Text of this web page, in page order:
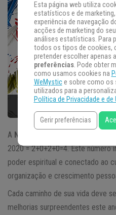
A Numerologia 2020
será
2020 = 2+0+2+0=4. Este número
poder espiritual e conectado ao
organização e crescimento
Cada caminho de sua vida deve
melhorias surpreendentes este
Esta página web utiliza
estatísticos e de marketing,
experiência de navegação
acções de marketing do
análises estatísticas. Para
todos os tipos de cookies,
pretender escolher apenas
preferências. Pode obter
como usamos cookies na
WeMystice sobre como os
utilizados para a
Política de Privacidade e de
Gerir preferências